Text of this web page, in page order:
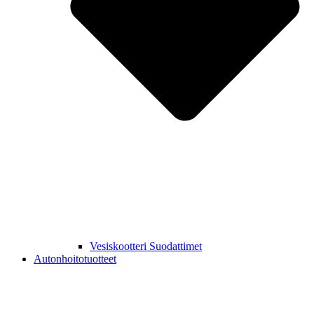
Vesiskootteri Suodattimet
Autonhoitotuotteet